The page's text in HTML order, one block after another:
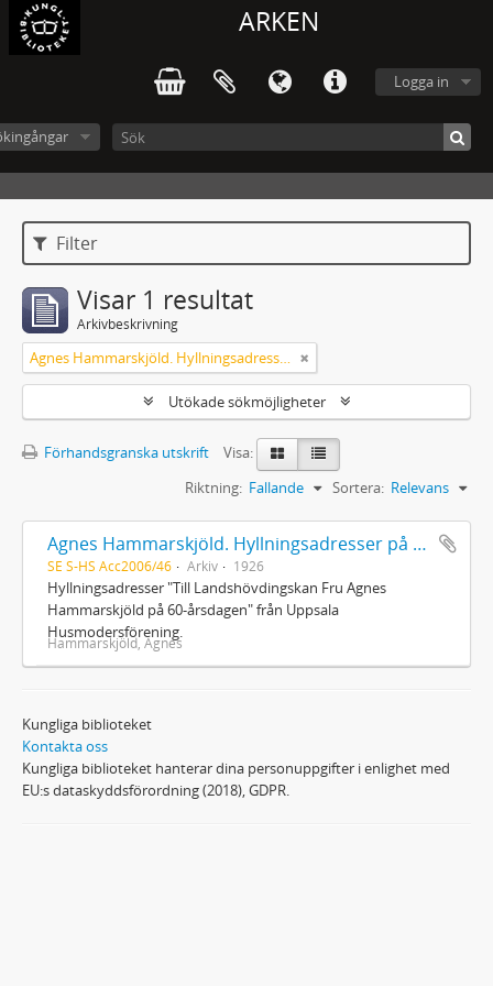
ARKEN
Logga in
Filter
Visar 1 resultat
Arkivbeskrivning
Agnes Hammarskjöld. Hyllningsadresser på 60-årsdagen
Utökade sökmöjligheter
Förhandsgranska utskrift
Visa:
Sortera: Relevans
Riktning: Fallande
Agnes Hammarskjöld. Hyllningsadresser på 60-årsdagen
SE S-HS Acc2006/46 Arkiv 1926
Hyllningsadresser "Till Landshövdingskan Fru Agnes
Hammarskjöld på 60-årsdagen" från Uppsala
Husmodersförening.
Hammarskjöld, Agnes
Kungliga biblioteket
Kontakta oss
Kungliga biblioteket hanterar dina personuppgifter i enlighet med
EU:s dataskyddsförordning (2018), GDPR.